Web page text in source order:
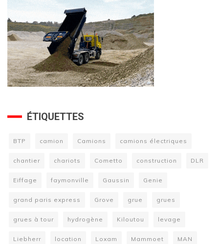
ÉTIQUETTES
BTP camion Camions camions électriques
chantier chariots Cometto construction DLR
Eiffage faymonville Gaussin Genie
grand paris express Grove grue grues
grues à tour hydrogène Kiloutou levage
Liebherr location Loxam Mammoet MAN